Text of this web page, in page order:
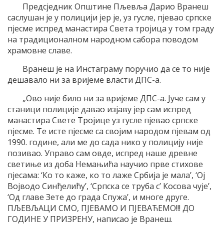
Предсједник Општине Пљевља Дарио Вранеш
саслушан је у полицији јер је, уз гусле, пјевао српске
пјесме испред манастира Света тројица у том граду
на традиционалном народном сабора поводом
храмовне славе.
Вранеш је на Инстаграму поручио да се то није
дешавало ни за вријеме власти ДПС-а.
„Ово није било ни за вријеме ДПС-а. Јуче сам у
станици полиције давао изјаву јер сам испред
манастира Свете Тројице уз гусле пјевао српске
пјесме. Те исте пјесме са својим народом пјевам од
1990. године, али ме до сада нико у полицију није
позивао. Управо сам овде, испред наше древне
светиње из доба Немањића научио прве стихове
пјесама: ‘Ко то каже, ко то лаже Србија је мала’, ‘Ој
Војводо Синђелићу’, ‘Српска се труба с’ Косова чује’,
‘Од главе Зете до града Спужа’, и многе друге.
ПЉЕВЉАЦИ СМО, ПЈЕВАМО И ПЈЕВАЋЕМО!!! ДО
ГОДИНЕ У ПРИЗРЕНУ, написао је Вранеш.